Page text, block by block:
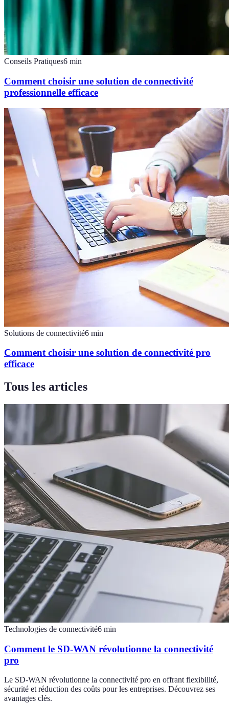
Conseils Pratiques6 min
Comment choisir une solution de connectivité
professionnelle efficace
Solutions de connectivité6 min
Comment choisir une solution de connectivité pro
efficace
Tous les articles
Technologies de connectivité6 min
Comment le SD-WAN révolutionne la connectivité
pro
Le SD-WAN révolutionne la connectivité pro en offrant flexibilité,
sécurité et réduction des coûts pour les entreprises. Découvrez ses
avantages clés.